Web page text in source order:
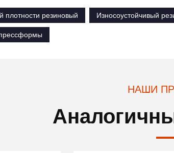
плотности резиновый
Износоустойчивый
НАШИ